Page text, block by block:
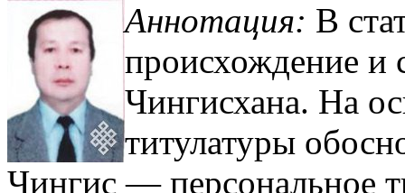
Аннотация: В
происхождение и
Чингисхана. На
титулатуры
Чингис — персональное